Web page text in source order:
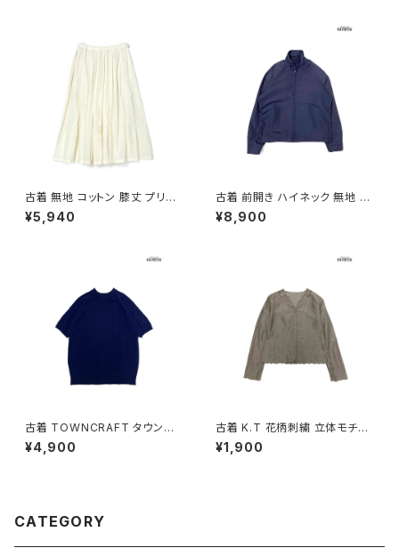
古着 無地 コットン 膝丈 プリー
ツ スカート ベージュ 生成り (b
a2607005)
¥5,940
古着 前開き ハイネック 無地 長
袖 アウター ライトジャケット 紺
(ttu2509089)
¥8,900
古着 TOWNCRAFT タウンク
ラフト 無地 半袖 ニット 紺 (ttu2
509075)
¥4,900
古着 K.T 花柄刺繍 立体モチー
フ 前開き 無地 リネン 長袖 ブラ
ウス こげ茶 (ttu2509069)
¥1,900
CATEGORY